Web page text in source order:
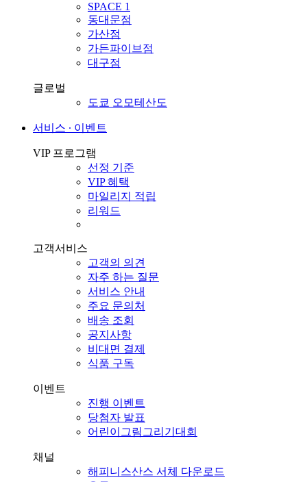
SPACE 1
동대문점
가산점
가든파이브점
대구점
글로벌
도쿄 오모테산도
서비스 ∙ 이벤트
VIP 프로그램
선정 기준
VIP 혜택
마일리지 적립
리워드
고객서비스
고객의 의견
자주 하는 질문
서비스 안내
주요 문의처
배송 조회
공지사항
비대면 결제
식품 구독
이벤트
진행 이벤트
당첨자 발표
어린이그림그리기대회
채널
해피니스산스 서체 다운로드